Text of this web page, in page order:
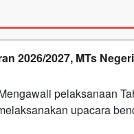
2026/2027, MTs
pelaksanaan
upacara